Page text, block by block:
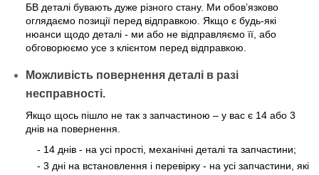
БВ деталі бувають дуже різного стану. Ми обов’язково
оглядаємо позиції перед відправкою. Якщо є будь-які
нюанси щодо деталі - ми або не відправляємо її, або
обговорюємо усе з клієнтом перед відправкою.
Можливість повернення деталі в разі
несправності.
Якщо щось пішло не так з запчастиною – у вас є 14 або 3
днів на повернення.
- 14 днів - на усі прості, механічні деталі та запчастини;
- 3 дні на встановлення і перевірку - на усі запчастини, які